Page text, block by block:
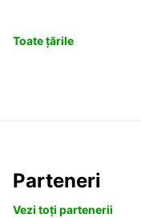
Toate țările
Parteneri
Vezi toți partenerii